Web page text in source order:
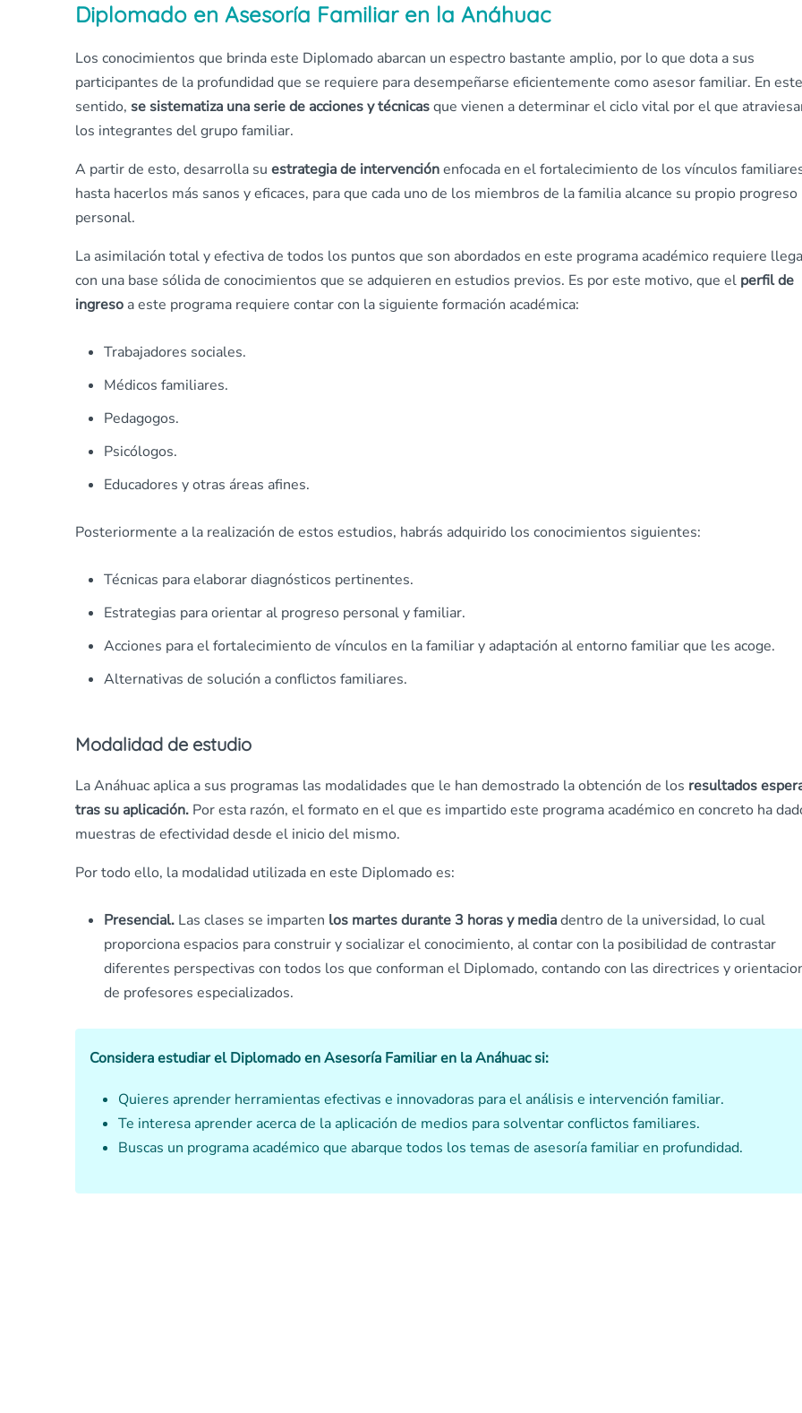
Diplomado en Asesoría Familiar en la Anáhuac
Los conocimientos que brinda este Diplomado abarcan un espectro bastante amplio, por lo que dota a sus
participantes de la profundidad que se requiere para desempeñarse eficientemente como asesor familiar. En este
sentido, se sistematiza una serie de acciones y técnicasque vienen a determinar el ciclo vital por el que
los integrantes del grupo familiar.
A partir de esto, desarrolla su estrategia de intervenciónenfocada en el fortalecimiento de los vínculos
hasta hacerlos más sanos y eficaces, para que cada uno de los miembros de la familia alcance su propio progreso
personal.
La asimilación total y efectiva de todos los puntos que son abordados en este programa académico requiere
con una base sólida de conocimientos que se adquieren en estudios previos. Es por este motivo, que el perfil de
ingreso a este programa requiere contar con la siguiente formación académica:
Trabajadores sociales.
Médicos familiares.
Pedagogos.
Psicólogos.
Educadores y otras áreas afines.
Posteriormente a la realización de estos estudios, habrás adquirido los conocimientos siguientes:
Técnicas para elaborar diagnósticos pertinentes.
Estrategias para orientar al progreso personal y familiar.
Acciones para el fortalecimiento de vínculos en la familiar y adaptación al entorno familiar que les acoge.
Alternativas de solución a conflictos familiares.
Modalidad de estudio
La Anáhuac aplica a sus programas las modalidades que le han demostrado la obtención de los resultados
tras su aplicación. Por esta razón, el formato en el que es impartido este programa académico en concreto ha
muestras de efectividad desde el inicio del mismo.
Por todo ello, la modalidad utilizada en este Diplomado es:
Presencial. Las clases se imparten los martes durante 3 horas y mediadentro de la universidad, lo cual
proporciona espacios para construir y socializar el conocimiento, al contar con la posibilidad de contrastar
diferentes perspectivas con todos los que conforman el Diplomado, contando con las directrices y
de profesores especializados.
Considera estudiar el Diplomado en Asesoría Familiaren la Anáhuac si:
Quieres aprender herramientas efectivas e innovadoras para el análisis e intervención familiar.
Te interesa aprender acerca de la aplicación de medios para solventar conflictos familiares.
Buscas un programa académico que abarque todos los temas de asesoría familiar en profundidad.